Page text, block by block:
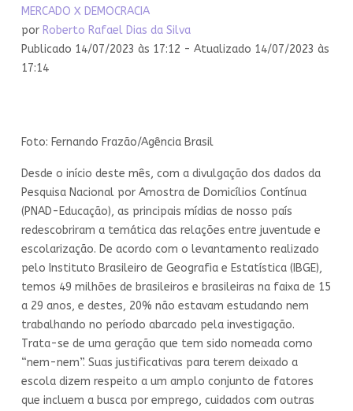
MERCADO X DEMOCRACIA
por Roberto Rafael Dias da Silva
Publicado 14/07/2023 às 17:12 - Atualizado 14/07/2023 às
17:14
Foto: Fernando Frazão/Agência Brasil
Desde o início deste mês, com a divulgação dos dados da
Pesquisa Nacional por Amostra de Domicílios Contínua
(PNAD-Educação), as principais mídias de nosso país
redescobriram a temática das relações entre juventude e
escolarização. De acordo com o levantamento realizado
pelo Instituto Brasileiro de Geografia e Estatística (IBGE),
temos 49 milhões de brasileiros e brasileiras na faixa de 15
a 29 anos, e destes, 20% não estavam estudando nem
trabalhando no período abarcado pela investigação.
Trata-se de uma geração que tem sido nomeada como
“nem-nem”. Suas justificativas para terem deixado a
escola dizem respeito a um amplo conjunto de fatores
que incluem a busca por emprego, cuidados com outras